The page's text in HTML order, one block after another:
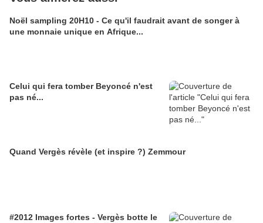
Noël sampling 20H10 - Ce qu'il faudrait avant de songer à
une monnaie unique en Afrique...
Celui qui fera tomber Beyoncé n'est
pas né...
Quand Vergès révèle (et inspire ?) Zemmour
#2012 Images fortes - Vergès botte le